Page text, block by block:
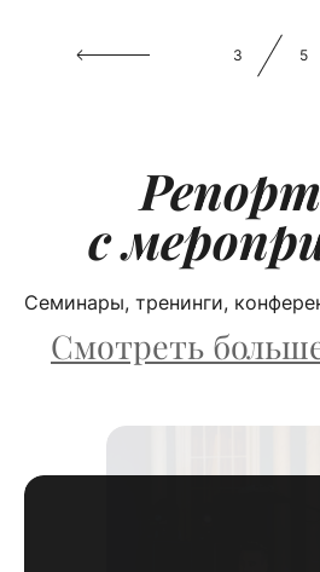
с
Семинары, тренинги,
Смотреть
3 5